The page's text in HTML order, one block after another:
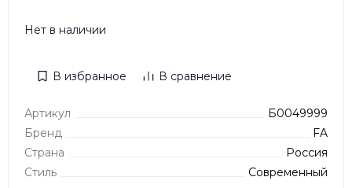
Нет в наличии
В избранное В сравнение
Артикул
Б0049999
Бренд
FA
Страна
Россия
Стиль
Современный